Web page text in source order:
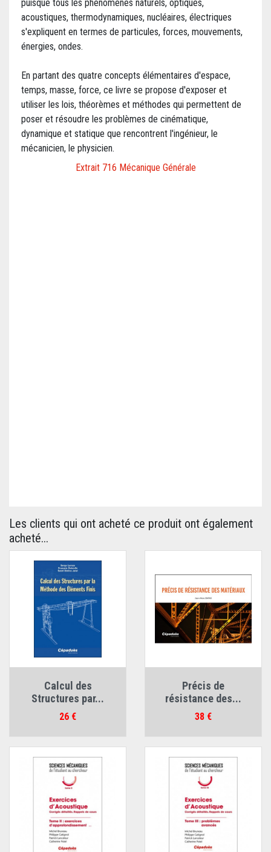
puisque tous les phénomènes naturels, optiques,
acoustiques, thermodynamiques, nucléaires, électriques
s'expliquent en termes de particules, forces, mouvements,
énergies, ondes.
En partant des quatre concepts élémentaires d'espace,
temps, masse, force, ce livre se propose d'exposer et
utiliser les lois, théorèmes et méthodes qui permettent de
poser et résoudre les problèmes de cinématique,
dynamique et statique que rencontrent l'ingénieur, le
mécanicien, le physicien.
Extrait 716 Mécanique Générale
Les clients qui ont acheté ce produit ont également
acheté...
Calcul des
Structures par...
Prix
26 €
Précis de
résistance des...
Prix
38 €